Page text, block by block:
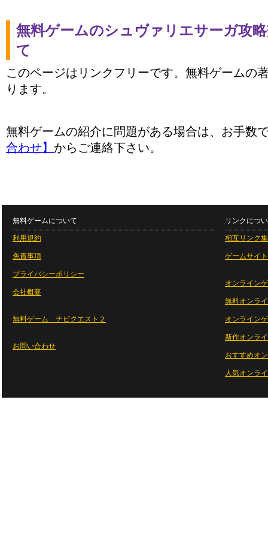
無料ゲームのシュヴァリエサーガ攻
て
このページはリンクフリーです。無料ゲームの
ります。
無料ゲームの紹介に問題がある場合は、お手数
合わせ】 からご連絡下さい。
無料ゲームについて
利用規約
免責事項
プライバシーポリシー
会社概要
無料ゲーム チビクエスト２
お問い合わせ
リンクにつ
相互リンク集
ゲームサイ
オンライン
無料オンラ
オンライン
新作オンラ
おすすめオ
人気オンラ